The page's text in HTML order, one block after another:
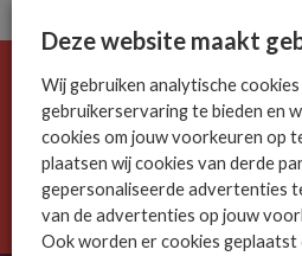
De ICT-wereld is snel. Mis
Meld je nu aan voor de MSP Business
Deze website maakt
Wij gebruiken analytische
gebruikerservaring te bieden en
cookies om jouw voorkeuren op
plaatsen wij cookies van derde
gepersonaliseerde advertenties
van de advertenties op jouw
Ook worden er cookies geplaatst